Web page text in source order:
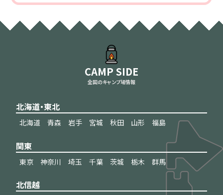
CAMP SIDE
全国のキャンプ場情報
北海道・東北
北海道 青森 岩手 宮城 秋田 山形 福島
関東
東京 神奈川 埼玉 千葉 茨城 栃木 群馬
北信越